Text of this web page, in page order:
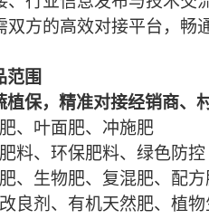
双方的高效对接平台，畅
范围
植保，精准对接经销商、
、叶面肥、冲施肥
料、 环保肥料、 绿色防控
、生物肥、 复混肥、配方
良剂 、 有机天然肥、 植物